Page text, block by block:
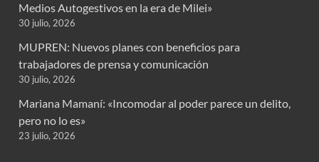
Medios Autogestivos en la era de Milei»
30 julio, 2026
MUPREN: Nuevos planes con beneficios para
trabajadores de prensa y comunicación
30 julio, 2026
Mariana Mamaní: «Incomodar al poder parece un delito,
pero no lo es»
23 julio, 2026